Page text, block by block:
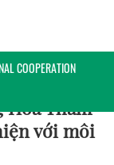
COOPERATION
Hoa Thám
với môi